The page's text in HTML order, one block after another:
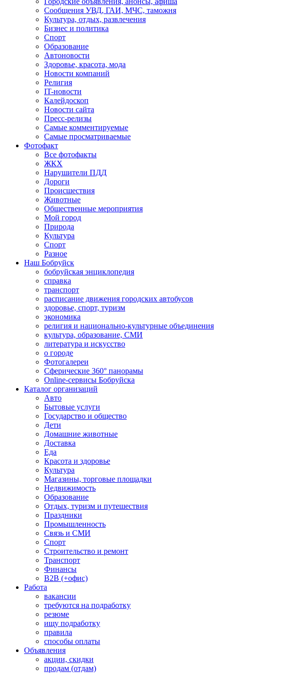
Сообщения УВД, ГАИ, МЧС, таможня
Культура, отдых, развлечения
Бизнес и политика
Спорт
Образование
Автоновости
Здоровье, красота, мода
Новости компаний
Религия
IT-новости
Калейдоскоп
Новости сайта
Пресс-релизы
Самые комментируемые
Самые просматриваемые
Фотофакт
Все фотофакты
ЖКХ
Нарушители ПДД
Дороги
Происшествия
Животные
Общественные мероприятия
Мой город
Природа
Культура
Спорт
Разное
Наш Бобруйск
бобруйская энциклопедия
справка
транспорт
расписание движения городских автобусов
здоровье, спорт, туризм
экономика
религия и национально-культурные объединения
культура, образование, СМИ
литература и искусство
о городе
Фотогалереи
Сферические 360° панорамы
Online-сервисы Бобруйска
Каталог организаций
Авто
Бытовые услуги
Государство и общество
Дети
Домашние животные
Доставка
Еда
Красота и здоровье
Культура
Магазины, торговые площадки
Недвижимость
Образование
Отдых, туризм и путешествия
Праздники
Промышленность
Связь и СМИ
Спорт
Строительство и ремонт
Транспорт
Финансы
B2B (+офис)
Работа
вакансии
требуются на подработку
резюме
ищу подработку
правила
способы оплаты
Объявления
акции, скидки
продам (отдам)